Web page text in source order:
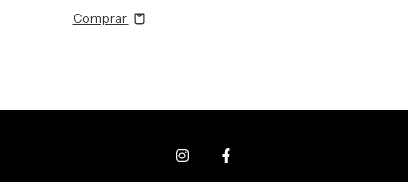
Comprar